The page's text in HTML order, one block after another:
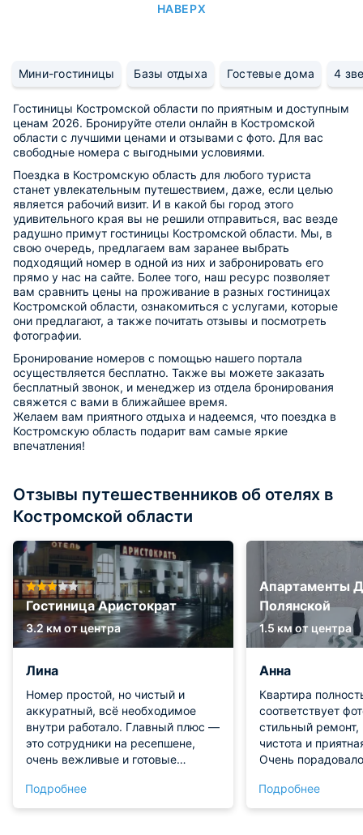
НАВЕРХ
Мини-гостиницы Базы отдыха Гостевые дома 4
Гостиницы Костромской области по приятным и доступным
ценам 2026. Бронируйте отели онлайн в Костромской
области с лучшими ценами и отзывами с фото. Для вас
свободные номера с выгодными условиями.
Поездка в Костромскую область для любого туриста
станет увлекательным путешествием, даже, если целью
является рабочий визит. И в какой бы город этого
удивительного края вы не решили отправиться, вас везде
радушно примут гостиницы Костромской области. Мы, в
свою очередь, предлагаем вам заранее выбрать
подходящий номер в одной из них и забронировать его
прямо у нас на сайте. Более того, наш ресурс позволяет
вам сравнить цены на проживание в разных гостиницах
Костромской области, ознакомиться с услугами, которые
они предлагают, а также почитать отзывы и посмотреть
фотографии.
Бронирование номеров с помощью нашего портала
осуществляется бесплатно. Также вы можете заказать
бесплатный звонок, и менеджер из отдела бронирования
свяжется с вами в ближайшее время.
Желаем вам приятного отдыха и надеемся, что поездка в
Костромскую область подарит вам самые яркие
впечатления!
Отзывы путешественников об отелях в
Костромской области
Гостиница Аристократ
3.2 км от центра
Лина
Номер простой, но чистый и
аккуратный, всё необходимое
внутри работало. Главный плюс —
это сотрудники на ресепшене,
очень вежливые и готовые
времени без проблем. Район
тихий, спалось отлично. Вайфай
Подробнее
Апартаменты
Полянской
1.5 км от центра
Анна
Квартира
соответствует
стильный ремонт,
чистота и
Очень
пешей
заселения
Подробнее